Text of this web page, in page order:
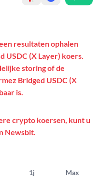
1j Max
resultaten ophalen
USDC (X Layer) koers.
storing of de
Bridged USDC (X
is.
crypto koersen, kunt u
Newsbit.